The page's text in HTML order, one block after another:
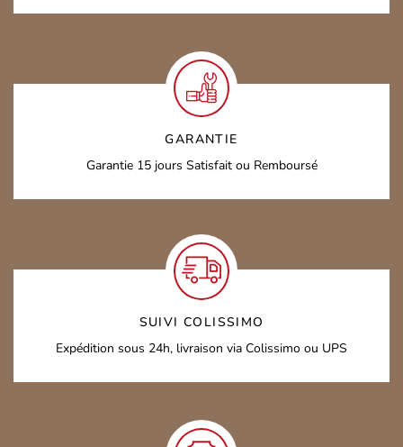
GARANTIE
Garantie 15 jours Satisfait ou Remboursé
SUIVI COLISSIMO
Expédition sous 24h, livraison via Colissimo ou UPS